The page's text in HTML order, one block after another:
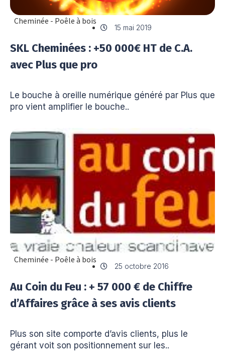
Cheminée - Poêle à bois
15 mai 2019
SKL Cheminées : +50 000€ HT de C.A.
avec Plus que pro
Le bouche à oreille numérique généré par Plus que
pro vient amplifier le bouche..
Cheminée - Poêle à bois
25 octobre 2016
Au Coin du Feu : + 57 000 € de Chiffre
d’Affaires grâce à ses avis clients
Plus son site comporte d’avis clients, plus le
gérant voit son positionnement sur les..